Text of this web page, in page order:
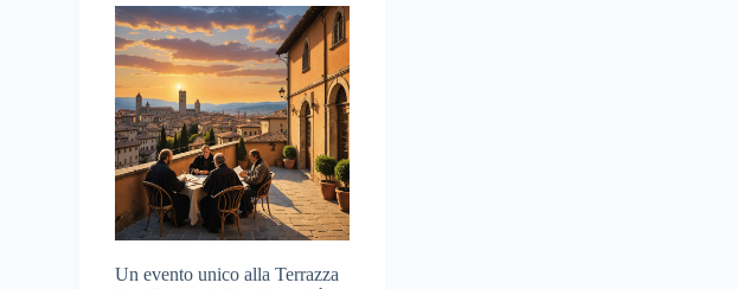
Un evento unico alla Terrazza